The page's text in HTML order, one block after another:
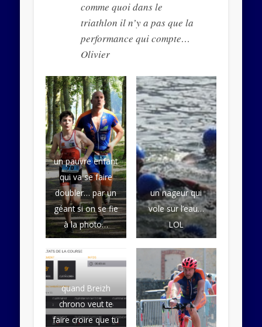
comme quoi dans le
triathlon il n’y a pas que la
performance qui compte…
Olivier
un pauvre enfant
qui va se faire
doubler… par un
géant si on se fie
à la photo…
un nageur qui
vole sur l’eau…
LOL
quand Breizh
chrono veut te
faire croire que tu